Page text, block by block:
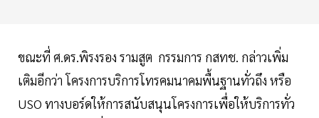
ขณะที่ ศ.ดร.พิรงรอง รามสูต กรรมการ กสทช. กล่าวเพิ่ม
เติมอีกว่า โครงการบริการโทรคมนาคมพื้นฐานทั่วถึง หรือ
USO ทางบอร์ดให้การสนับสนุนโครงการเพื่อให้บริการทั่ว